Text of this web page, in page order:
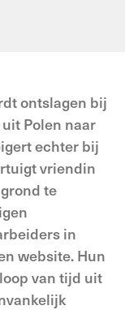
ontslagen bij
Polen naar
echter bij
vriendin
te
in
website. Hun
van tijd uit